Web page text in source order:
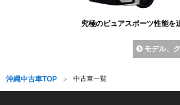
究極のピュアスポーツ性能を
モデル、
沖縄中古車TOP 中古車一覧